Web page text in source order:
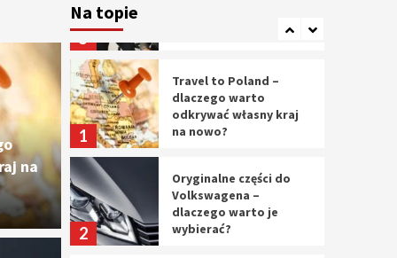
na
Na topie
5
rozwiązania cyfrowe
1
Travel to Poland –
dlaczego warto
odkrywać własny kraj
na nowo?
2
Oryginalne części do
Volkswagena –
dlaczego warto je
wybierać?